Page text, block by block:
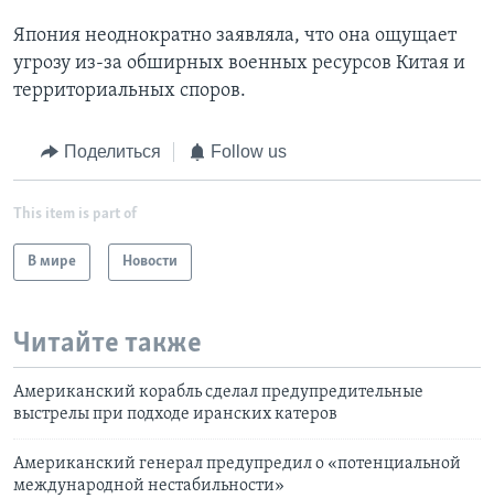
Япония неоднократно заявляла, что она ощущает
угрозу из-за обширных военных ресурсов Китая и
территориальных споров.
Поделиться Follow us
This item is part of
В мире Новости
Читайте также
Американский корабль сделал предупредительные
выстрелы при подходе иранских катеров
Aмериканский генерал предупредил о «потенциальной
международной нестабильности»